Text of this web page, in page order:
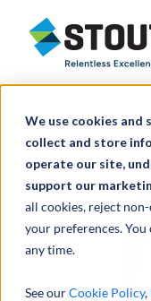
We use cookies
collect and store
operate our site,
support our
all cookies, reject
your preferences. You
any time.
See ourCookie Policy,
Stout Relentless